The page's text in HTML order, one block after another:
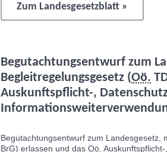
Zum Landesgesetzblatt »
Begutachtungsentwurf zum
Begleitregelungsgesetz (Oö.
Auskunftspflicht-,
Begutachtungsentwurf zum Landesgesetz,
BrG) erlassen und das Oö.